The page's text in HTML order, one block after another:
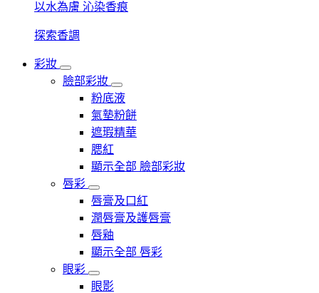
以水為膚 沁染香痕
探索香調
彩妝
臉部彩妝
粉底液
氣墊粉餅
遮瑕精華
腮紅
顯示全部 臉部彩妝
唇彩
唇膏及口紅
潤唇膏及護唇膏
唇釉
顯示全部 唇彩
眼彩
眼影